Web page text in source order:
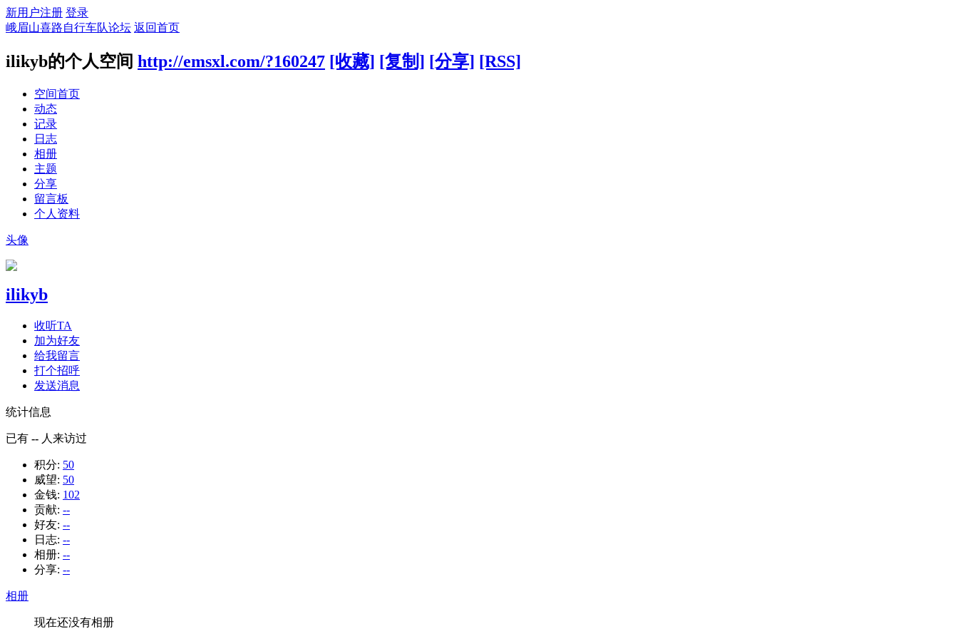
新用户注册 登录
峨眉山喜路自行车队论坛 返回首页
ilikyb的个人空间 http://emsxl.com/?160247 [收藏] [复制] [分享] [RSS]
空间首页
动态
记录
日志
相册
主题
分享
留言板
个人资料
头像
ilikyb
收听TA
加为好友
给我留言
打个招呼
发送消息
统计信息
已有 -- 人来访过
积分: 50
威望: 50
金钱: 102
贡献: --
好友: --
日志: --
相册: --
分享: --
相册
现在还没有相册